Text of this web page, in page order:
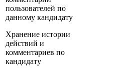
пользователей по
данному кандидату
Хранение истории
действий и
комментариев по
кандидату